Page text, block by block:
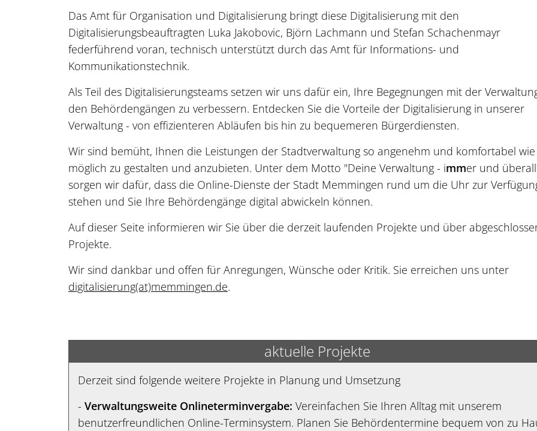
Das Amt für Organisation und Digitalisierung bringt diese Digitalisierung mit den
Digitalisierungsbeauftragten Luka Jakobovic, Björn Lachmann und Stefan Schachenmayr
federführend voran, technisch unterstützt durch das Amt für Informations- und
Kommunikationstechnik.
Als Teil des Digitalisierungsteams setzen wir uns dafür ein, Ihre Begegnungen mit der
den Behördengängen zu verbessern. Entdecken Sie die Vorteile der Digitalisierung in unserer
Verwaltung - von effizienteren Abläufen bis hin zu bequemeren Bürgerdiensten.
Wir sind bemüht, Ihnen die Leistungen der Stadtverwaltung so angenehm und komfortabel wie
möglich zu gestalten und anzubieten. Unter dem Motto "Deine Verwaltung - immer und
sorgen wir dafür, dass die Online-Dienste der Stadt Memmingen rund um die Uhr zur
stehen und Sie Ihre Behördengänge digital abwickeln können.
Auf dieser Seite informieren wir Sie über die derzeit laufenden Projekte und über
Projekte.
Wir sind dankbar und offen für Anregungen, Wünsche oder Kritik. Sie erreichen uns unter
digitalisierung(at)memmingen.de.
aktuelle Projekte
Derzeit sind folgende weitere Projekte in Planung und Umsetzung
- Verwaltungsweite Onlineterminvergabe: Vereinfachen Sie Ihren Alltag mit unserem
benutzerfreundlichen Online-Terminsystem. Planen Sie Behördentermine bequem von zu